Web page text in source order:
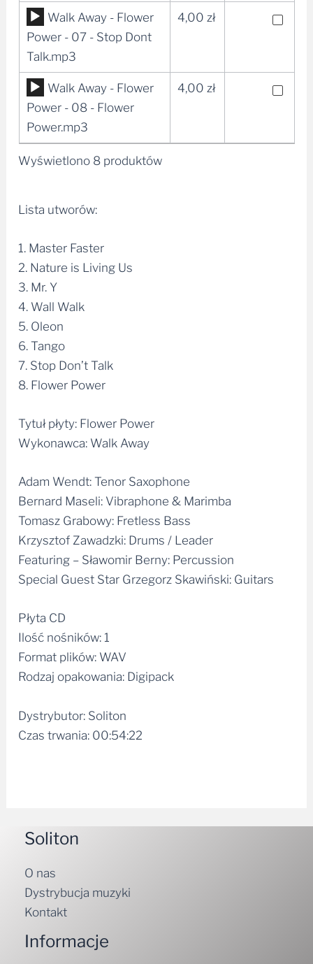
dźwiękowych
Odtwarzacz
plików
dźwiękowych
Walk Away - Flower
Power - 07 - Stop Dont
Talk.mp3
4,00 zł
Odtwarzacz
plików
dźwiękowych
Walk Away - Flower
Power - 08 - Flower
Power.mp3
4,00 zł
Wyświetlono 8 produktów
Lista utworów:
1. Master Faster
2. Nature is Living Us
3. Mr. Y
4. Wall Walk
5. Oleon
6. Tango
7. Stop Don’t Talk
8. Flower Power
Tytuł płyty: Flower Power
Wykonawca: Walk Away
Adam Wendt: Tenor Saxophone
Bernard Maseli: Vibraphone & Marimba
Tomasz Grabowy: Fretless Bass
Krzysztof Zawadzki: Drums / Leader
Featuring – Sławomir Berny: Percussion
Special Guest Star Grzegorz Skawiński: Guitars
Płyta CD
Ilość nośników: 1
Format plików: WAV
Rodzaj opakowania: Digipack
Dystrybutor: Soliton
Czas trwania: 00:54:22
Soliton
O nas
Dystrybucja muzyki
Kontakt
Informacje